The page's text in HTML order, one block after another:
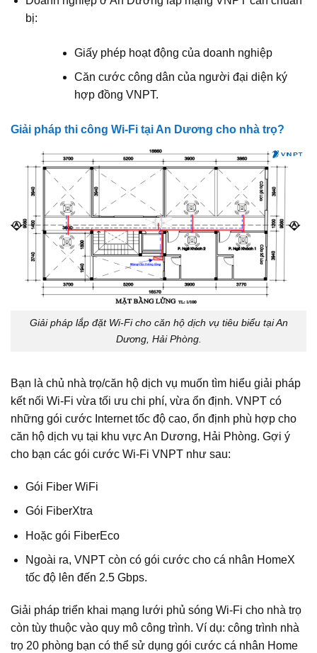
bị:
Giấy phép hoạt động của doanh nghiệp
Căn cước công dân của người đại diện ký
hợp đồng VNPT.
Giải pháp thi công Wi-Fi tại An Dương cho nhà trọ?
Giải pháp lắp đặt Wi-Fi cho căn hộ dịch vụ tiêu biểu tại An
Dương, Hải Phòng.
Bạn là chủ nhà trọ/căn hộ dịch vụ muốn tìm hiểu giải pháp
kết nối Wi-Fi vừa tối ưu chi phí, vừa ổn định. VNPT có
những gói cước Internet tốc độ cao, ổn định phù hợp cho
căn hộ dịch vụ tại khu vực An Dương, Hải Phòng. Gợi ý
cho bạn các gói cước Wi-Fi VNPT như sau:
Gói Fiber WiFi
Gói FiberXtra
Hoặc gói FiberEco
Ngoài ra, VNPT còn có gói cước cho cá nhân HomeX
tốc độ lên đến 2.5 Gbps.
Giải pháp triển khai mạng lưới phủ sóng Wi-Fi cho nhà trọ
còn tùy thuộc vào quy mô công trình. Ví dụ: công trình nhà
trọ 20 phòng bạn có thể sử dụng gói cước cá nhân Home